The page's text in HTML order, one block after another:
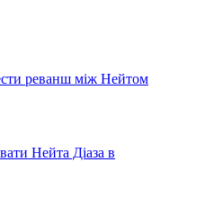
реванш між Нейтом
Нейта Діаза в